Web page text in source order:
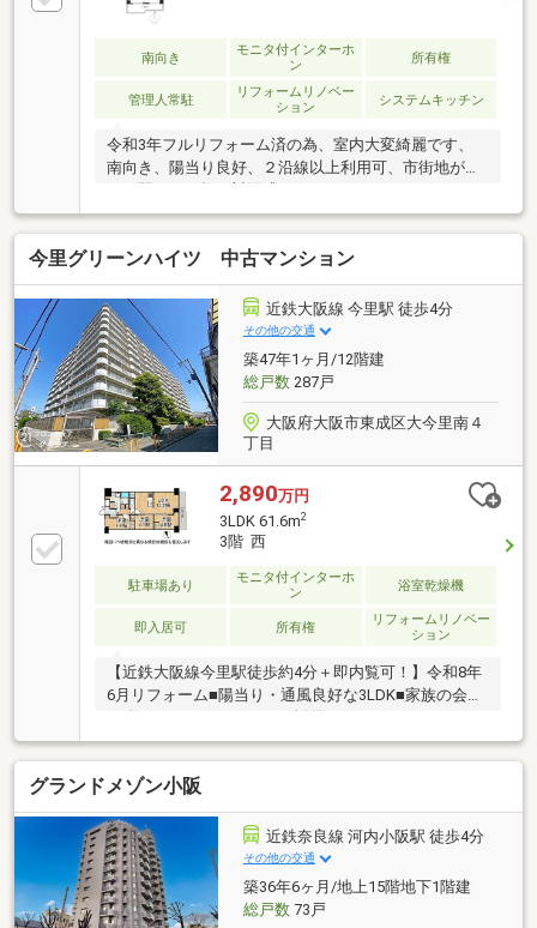
南向き
モニタ付インターホ
ン
所有権
管理人常駐
リフォームリノベー
ション
システムキッチン
令和3年フルリフォーム済の為、室内大変綺麗です、
南向き、陽当り良好、２沿線以上利用可、市街地が近
ン、全居室収納、シャワー付洗面化粧台、バリアフリ
ー、南面バルコニー、温水洗浄便座、ＴＶモニタ付イ
ンターホン、全居室フローリング、平坦地、エレベー
ター、食器洗乾燥機
今里グリーンハイツ 中古マンション
近鉄大阪線 今里駅 徒歩4分
その他の交通
築47年1ヶ月/12階建
総戸数287戸
大阪府大阪市東成区大今里南４
丁目
2,890万円
3LDK 61.6m2
3階 西
駐車場あり
モニタ付インターホ
ン
浴室乾燥機
即入居可 所有権
リフォームリノベー
ション
【近鉄大阪線今里駅徒歩約4分＋即内覧可！】令和8年
6月リフォーム■陽当り・通風良好な3LDK■家族の会話
当たりが良く開放感があります
グランドメゾン小阪
近鉄奈良線 河内小阪駅 徒歩4分
その他の交通
築36年6ヶ月/地上15階地下1階建
総戸数73戸